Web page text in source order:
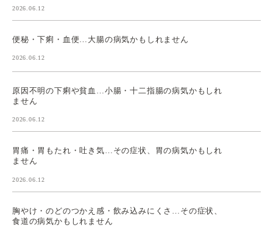
2026.06.12
便秘・下痢・血便…大腸の病気かもしれません
2026.06.12
原因不明の下痢や貧血…小腸・十二指腸の病気かもしれ
ません
2026.06.12
胃痛・胃もたれ・吐き気…その症状、胃の病気かもしれ
ません
2026.06.12
胸やけ・のどのつかえ感・飲み込みにくさ…その症状、
食道の病気かもしれません